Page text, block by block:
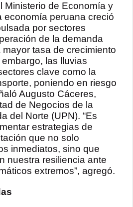
Ministerio de Economía y
economía peruana creció
por sectores
de la demanda
tasa de crecimiento
las lluvias
clave como la
poniendo en riesgo
Augusto Cáceres,
de Negocios de la
del Norte (UPN). “Es
estrategias de
que no solo
inmediatos, sino que
nuestra resiliencia ante
extremos”, agregó.